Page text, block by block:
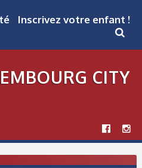
Inscrivez votre enfant !
CITY